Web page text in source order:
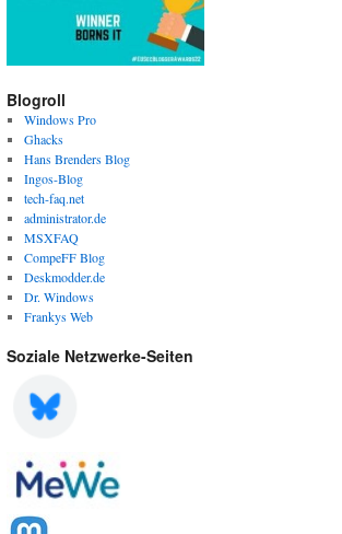
Blogroll
Windows Pro
Ghacks
Hans Brenders Blog
Ingos-Blog
tech-faq.net
administrator.de
MSXFAQ
CompeFF Blog
Deskmodder.de
Dr. Windows
Frankys Web
Soziale Netzwerke-Seiten